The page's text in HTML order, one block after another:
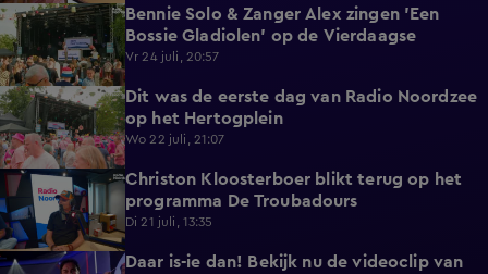
3:08
Bennie Solo & Zanger Alex zingen 'Een
Bossie Gladiolen' op de Vierdaagse
Vr 24 juli, 20:57
1:01
Dit was de eerste dag van Radio Noordzee
op het Hertogplein
Wo 22 juli, 21:07
2:08
Christon Kloosterboer blikt terug op het
programma De Troubadours
Di 21 juli, 13:35
2:58
Daar is-ie dan! Bekijk nu de videoclip van